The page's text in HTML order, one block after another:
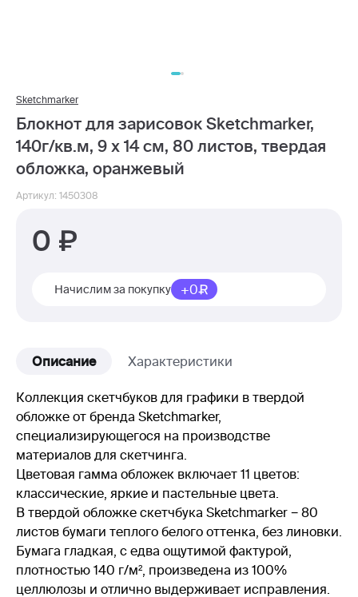
Sketchmarker
Блокнот для зарисовок Sketchmarker,
140г/кв.м, 9 х 14 см, 80 листов, твердая
обложка, оранжевый
Артикул: 1450308
0
Начислим за покупку +0
Описание Характеристики
Коллекция скетчбуков для графики в твердой
обложке от бренда Sketchmarker,
специализирующегося на производстве
материалов для скетчинга.
Цветовая гамма обложек включает 11 цветов:
классические, яркие и пастельные цвета.
В твердой обложке скетчбука Sketchmarker − 80
листов бумаги теплого белого оттенка, без линовки.
Бумага гладкая, с едва ощутимой фактурой,
плотностью 140 г/м², произведена из 100%
целлюлозы и отлично выдерживает исправления.